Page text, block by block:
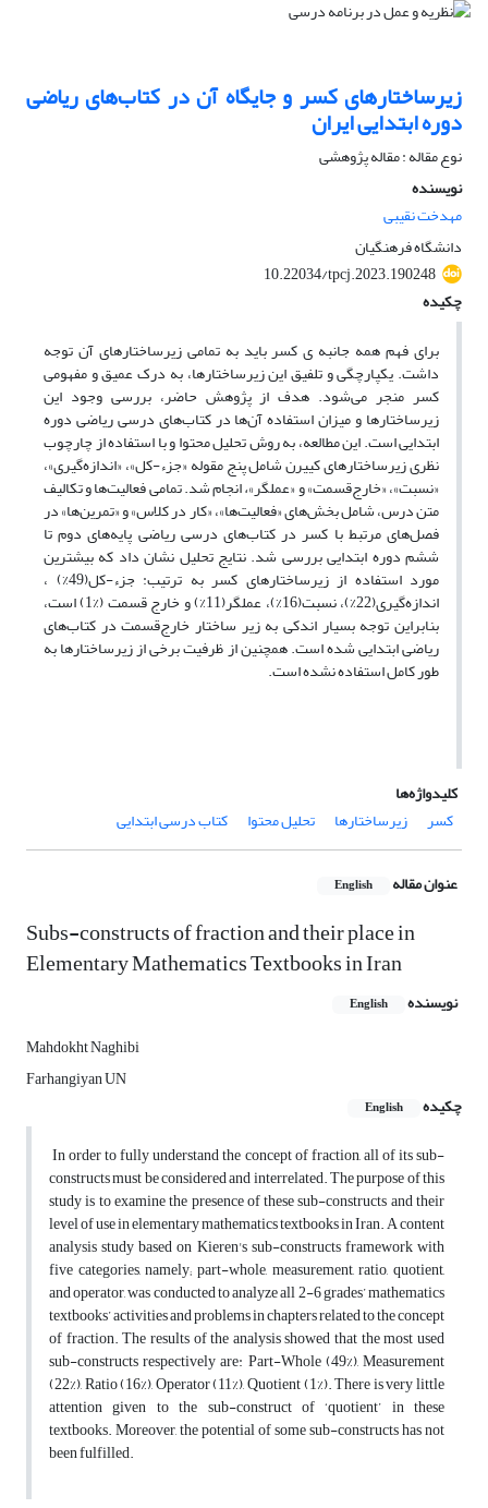
زیرساختارهای کسر و جایگاه آن در کتاب‌های ریاضی
دوره ابتدایی ایران
نوع مقاله : مقاله پژوهشی
نویسنده
مهدخت نقیبی
دانشگاه فرهنگیان
10.22034/tpcj.2023.190248
چکیده
برای فهم همه جانبه­ ی کسر باید به تمامی زیرساختارهای آن توجه
داشت.یکپارچگی و تلفیق این زیرساختارها، به درک عمیق و مفهومی
کسر منجر می‌شود. هدف از پژوهش حاضر، بررسی وجود این
زیرساختارها و میزان استفاده آن‌ها در کتاب‌های درسی ریاضی دوره
ابتدایی است.این مطالعه، به روش تحلیل محتوا و با استفاده از چارچوب
نظری زیرساختارهای کییرن شامل پنج مقوله «جزء-کل»، «اندازه‌گیری»،
«نسبت»، «خارج‌قسمت» و «عملگر»،انجام شد. تمامی فعالیت‌ها و تکالیف
متن درس، شامل بخش‌های «فعالیت‌ها»، «کار در کلاس» و «تمرین‌ها» در
فصل‌های مرتبط با کسر در کتاب‌های درسی ریاضی پایه‌های دوم تا
ششم دوره ابتدایی بررسی شد. نتایج تحلیل نشان‌ داد که بیشترین
مورد استفاده از زیرساختارهای کسر به ترتیب: جزء-کل(49%) ،
اندازه‌گیری(22%)، نسبت(16%)، عملگر(11%) و خارج قسمت (%1) است،
بنابراین توجه بسیار اندکی به زیر ساختار خارج‌قسمت در کتاب‌های
ریاضی ابتدایی شده است. همچنین از ظرفیت برخی از زیرساختارها به
طور کامل استفاده نشده است.
کلیدواژه‌ها
کسر
زیرساختارها تحلیل محتوا کتاب درسی ابتدایی
عنوان مقاله English
Subs-constructs of fraction and their place in
Elementary Mathematics Textbooks in Iran
نویسنده English
Mahdokht Naghibi
Farhangiyan UN
چکیده
English
In order to fully understand the concept of fraction, all of its sub-
constructs must be considered and interrelated. The purpose of this
study is to examine the presence of these sub-constructs and their
level of use in elementary mathematics textbooks in Iran. A content
analysis study based on Kieren's sub-constructs framework with
five categories, namely; part-whole, measurement, ratio, quotient,
and operator, was conducted to analyze all 2-6 grades’ mathematics
textbooks’ activities and problems in chapters related to the concept
of fraction. The results of the analysis showed that the most used
sub-constructs respectively are: Part-Whole (49%), Measurement
(22%), Ratio (16%), Operator (11%), Quotient (1%). There is very little
attention given to the sub-construct of ‘quotient’ in these
textbooks. Moreover, the potential of some sub-constructs has not
been fulfilled.